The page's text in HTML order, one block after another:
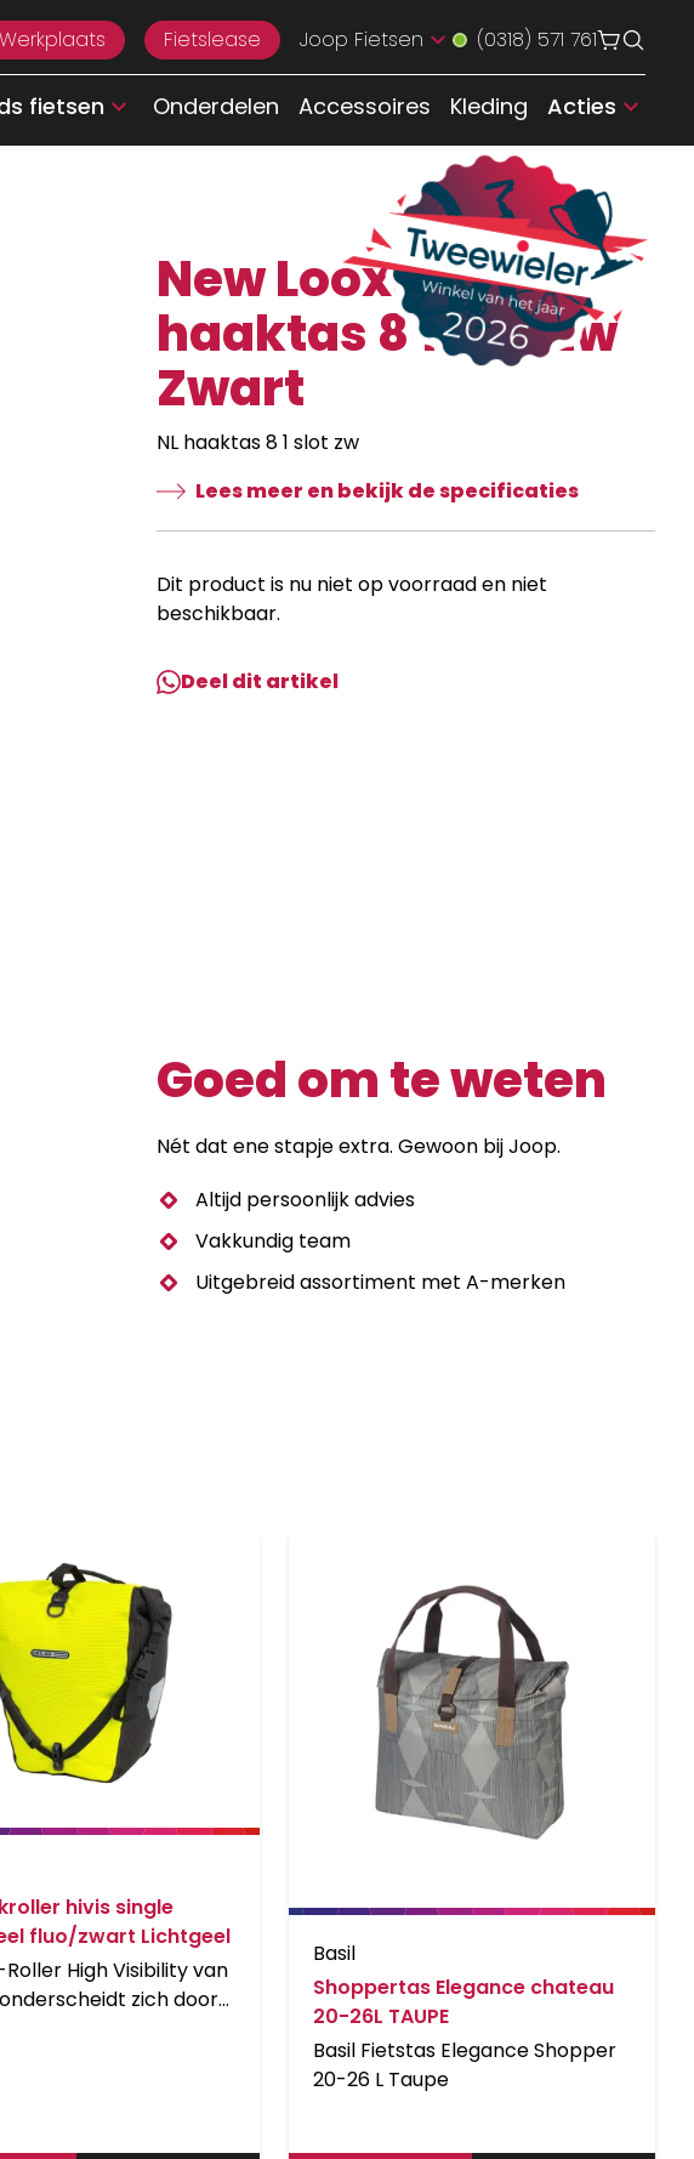
Werkplaats Fietslease Joop Fietsen (0318) 571 761
fietsen Onderdelen Accessoires Kleding Acties
New Looxs NL
haaktas 8 1 slot zw
Zwart
NL haaktas 8 1 slot zw
Lees meer en bekijk de specificaties
Dit product is nu niet op voorraad en niet
beschikbaar.
Deel dit artikel
Goed om te weten
Nét dat ene stapje extra. Gewoon bij Joop.
Altijd persoonlijk advies
Vakkundig team
Uitgebreid assortiment met A-merken
hivis single
fluo/zwart Lichtgeel
High Visibility van
onderscheidt zich door
Basil
Shoppertas Elegance chateau
20-26L TAUPE
Basil Fietstas Elegance Shopper
20-26 L Taupe